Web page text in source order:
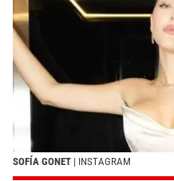
SOFÍA GONET | INSTAGRAM